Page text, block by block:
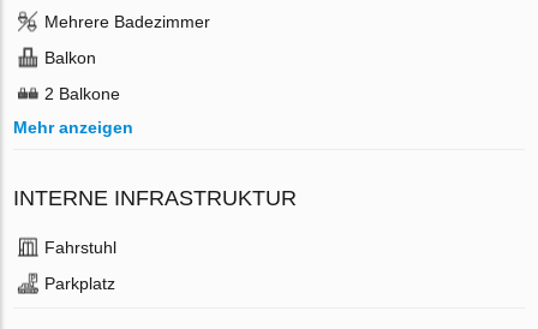
Mehrere Badezimmer
Balkon
2 Balkone
Mehr anzeigen
INTERNE INFRASTRUKTUR
Fahrstuhl
Parkplatz